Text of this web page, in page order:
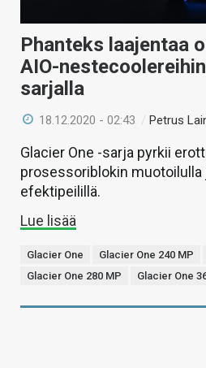
HAKU
Phanteks laajentaa
AIO-
sarjalla
18.12.2020 - 02:43 /Petrus
Glacier One -sarja pyrkii
prosessoriblokin muotoilulla
efektipeilillä.
Lue lisää
Glacier One Glacier One 240 MP
Glacier One 280 MP
Glacier One